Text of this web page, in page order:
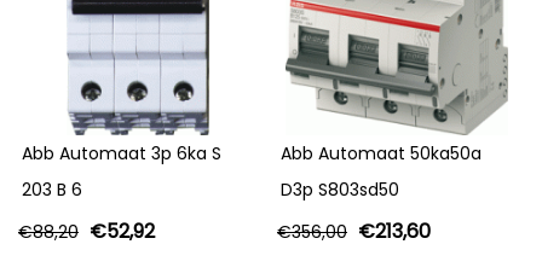
Abb Automaat 3p 6ka S
203 B 6
€88,20 €52,92
Abb Automaat 50ka50a
D3p S803sd50
€356,00 €213,60